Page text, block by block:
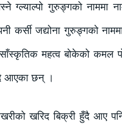
ग्ल्याल्पो गुरुङ्गको नाममा
कर्सी जद्योना गुरुङ्गको
महत्व बोकेको कमल
आएका छन् ।
खरिद बिक्री हुँदै आए